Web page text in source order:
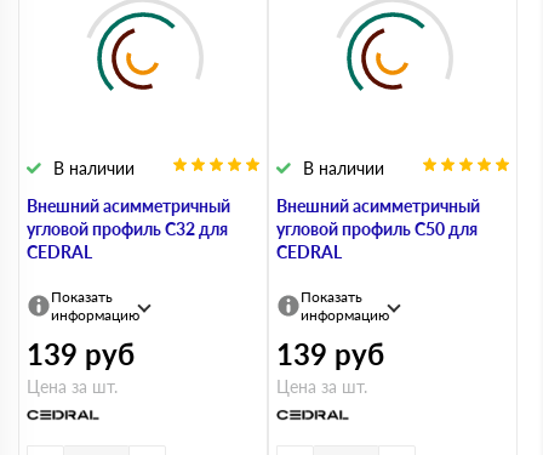
Внешний асимметричный
угловой профиль С32 для
CEDRAL
В наличии
Показать
информацию
139 руб
Цена за шт.
Внешний асимметричный
угловой профиль С50 для
CEDRAL
В наличии
Показать
информацию
139 руб
Цена за шт.